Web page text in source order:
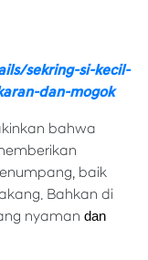
sekring-si-kecil-
dan-mogok
bahwa
baik
Bahkan di
nyaman dan